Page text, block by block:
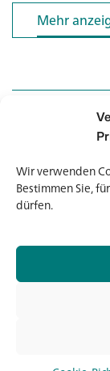
Wir verwenden
Bestimmen Sie,
dürfen.
Mehr
Mehr